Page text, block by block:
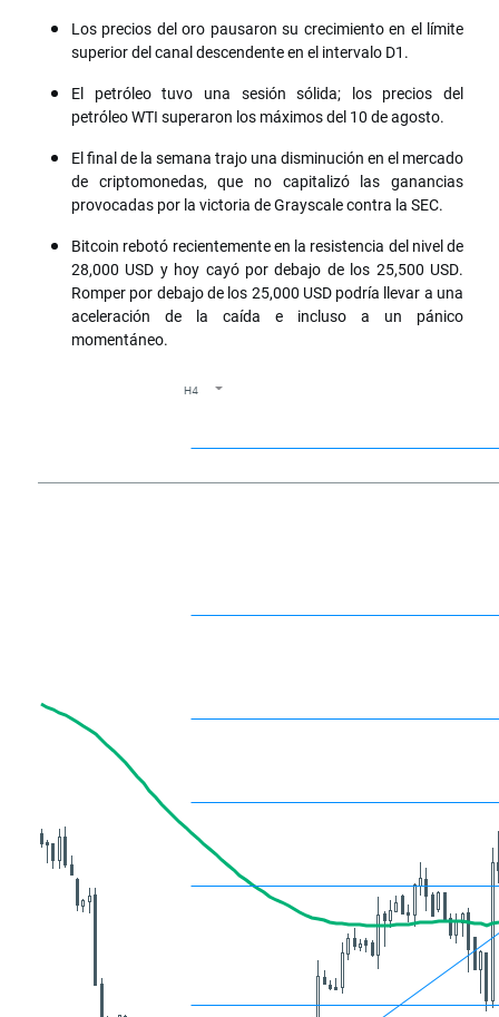
Los precios del oro pausaron su crecimiento en el límite
superior del canal descendente en el intervalo D1.
El petróleo tuvo una sesión sólida; los precios del
petróleo WTI superaron los máximos del 10 de agosto.
El final de la semana trajo una disminución en el mercado
de criptomonedas, que no capitalizó las ganancias
provocadas por la victoria de Grayscale contra la SEC.
Bitcoin rebotó recientemente en la resistencia del nivel de
28,000 USD y hoy cayó por debajo de los 25,500 USD.
Romper por debajo de los 25,000 USD podría llevar a una
aceleración de la caída e incluso a un pánico
momentáneo.